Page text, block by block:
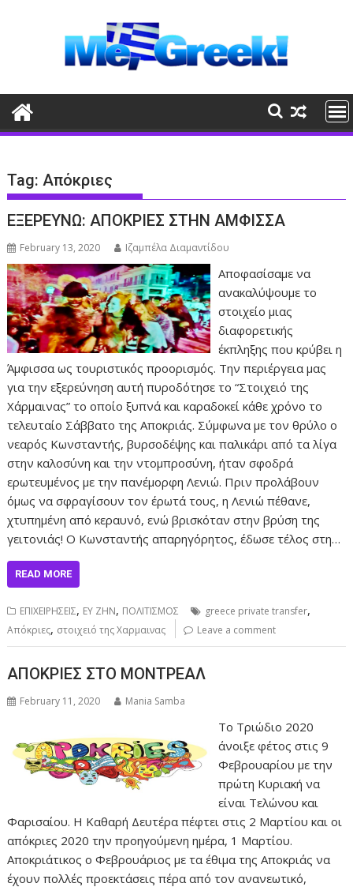
Tag:Απόκριες
ΕΞΕΡΕΥΝΩ: ΑΠΟΚΡΙΕΣ ΣΤΗΝ ΑΜΦΙΣΣΑ
February 13, 2020 Ιζαμπέλα Διαμαντίδου
Αποφασίσαμε να
ανακαλύψουμε το
στοιχείο μιας
διαφορετικής
έκπληξης που κρύβει η
Άμφισσα ως τουριστικός προορισμός. Την περιέργεια μας
για την εξερεύνηση αυτή πυροδότησε το “Στοιχειό της
Χάρμαινας” το οποίο ξυπνά και καραδοκεί κάθε χρόνο το
τελευταίο Σάββατο της Αποκριάς. Σύμφωνα με τον θρύλο ο
νεαρός Κωνσταντής, βυρσοδέψης και παλικάρι από τα λίγα
στην καλοσύνη και την ντομπροσύνη, ήταν σφοδρά
ερωτευμένος με την πανέμορφη Λενιώ. Πριν προλάβουν
όμως να σφραγίσουν τον έρωτά τους, η Λενιώ πέθανε,
χτυπημένη από κεραυνό, ενώ βρισκόταν στην βρύση της
γειτονιάς! Ο Κωνσταντής απαρηγόρητος, έδωσε τέλος στη…
READ MORE
ΕΠΙΧΕΙΡΗΣΕΙΣ, ΕΥ ΖΗΝ, ΠΟΛΙΤΙΣΜΟΣ greece private transfer,
Απόκριες, στοιχειό της Χαρμαινας Leave a comment
ΑΠΟΚΡΙΕΣ ΣΤΟ ΜΟΝΤΡΕΑΛ
February 11, 2020 Mania Samba
Το Τριώδιο 2020
άνοιξε φέτος στις 9
Φεβρουαρίου με την
πρώτη Κυριακή να
είναι Τελώνου και
Φαρισαίου. Η Καθαρή Δευτέρα πέφτει στις 2 Μαρτίου και οι
απόκριες 2020 την προηγούμενη ημέρα, 1 Μαρτίου.
Αποκριάτικος ο Φεβρουάριος με τα έθιμα της Αποκριάς να
έχουν πολλές προεκτάσεις πέρα από τον ανανεωτικό,